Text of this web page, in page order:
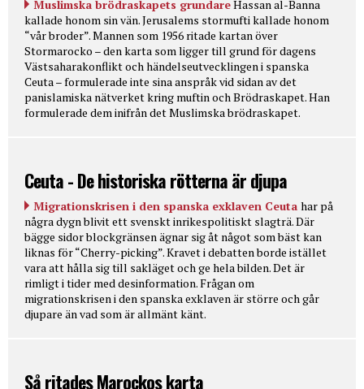
Muslimska brödraskapets grundareHassan al-Banna
kallade honom sin vän. Jerusalems stormufti kallade honom
“vår broder”. Mannen som 1956 ritade kartan över
Stormarocko – den karta som ligger till grund för dagens
Västsaharakonflikt och händelseutvecklingen i spanska
Ceuta – formulerade inte sina anspråk vid sidan av det
panislamiska nätverket kring muftin och Brödraskapet. Han
formulerade dem inifrån det Muslimska brödraskapet.
Ceuta - De historiska rötterna är djupa
Migrationskrisen i den spanska exklaven Ceuta har på
några dygn blivit ett svenskt inrikespolitiskt slagträ. Där
bägge sidor blockgränsen ägnar sig åt något som bäst kan
liknas för “Cherry-picking”. Kravet i debatten borde istället
vara att hålla sig till sakläget och ge hela bilden. Det är
rimligt i tider med desinformation. Frågan om
migrationskrisen i den spanska exklaven är större och går
djupare än vad som är allmänt känt.
Så ritades Marockos karta